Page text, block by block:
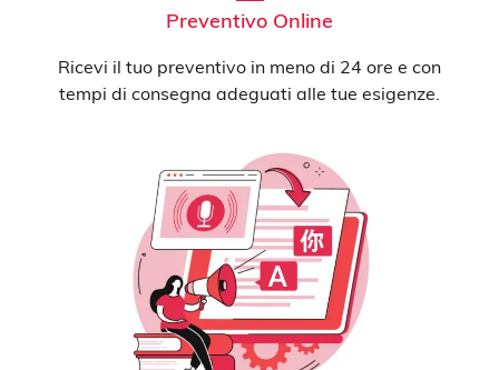
Preventivo Online
Ricevi il tuo preventivo in meno di 24 ore e con
tempi di consegna adeguati alle tue esigenze.